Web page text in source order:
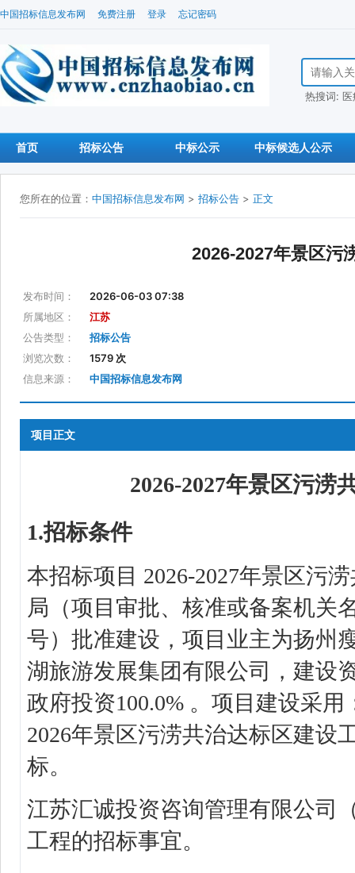
中国招标信息发布网 免费注册 登录 忘记密码
搜索招标信
热搜词:
首页 招标公告 中标公示 中标候选人公示
您所在的位置： 中国招标信息发布网 > 招标公告 > 正文
2026-2027年景区污
发布时间：
2026-06-03 07:38
所属地区：
江苏
公告类型：
招标公告
浏览次数：
1579 次
信息来源：
中国招标信息发布网
项目正文